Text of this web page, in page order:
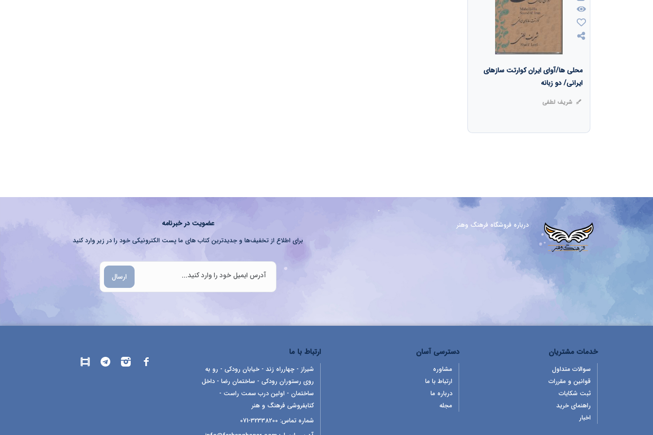
محلی ها/آوای ایران کوارتت سازهای
ایرانی/ دو زبانه
شریف لطفی
درباره فروشگاه فرهنگ وهنر عضویت در خبرنامه
برای اطلاع از تخفیف‌ها و جدیدترین کتاب های ما پست الکترونیکی خود را در زیر وارد کنید
ارسال
خدمات مشتریان
سوالات متداول
قوانین و مقررات
ثبت شکایات
راهنمای خرید
اخبار
دسترسی آسان
مشاوره
ارتباط با ما
درباره ما
مجله
ارتباط با ما
شیراز - چهارراه زند - خیابان رودکی - رو به
روی رستوران رودکی - ساختمان رضا - داخل
ساختمان - اولین درب سمت راست -
کتابفروشی فرهنگ و هنر
شماره تماس: 32338200-071